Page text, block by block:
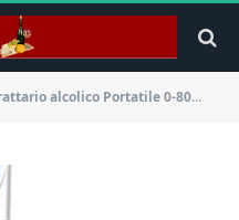
ATC Tester Tester misuratore alcolometro rilevatore monitorare Il Tester di Contenuto di Vino liquori